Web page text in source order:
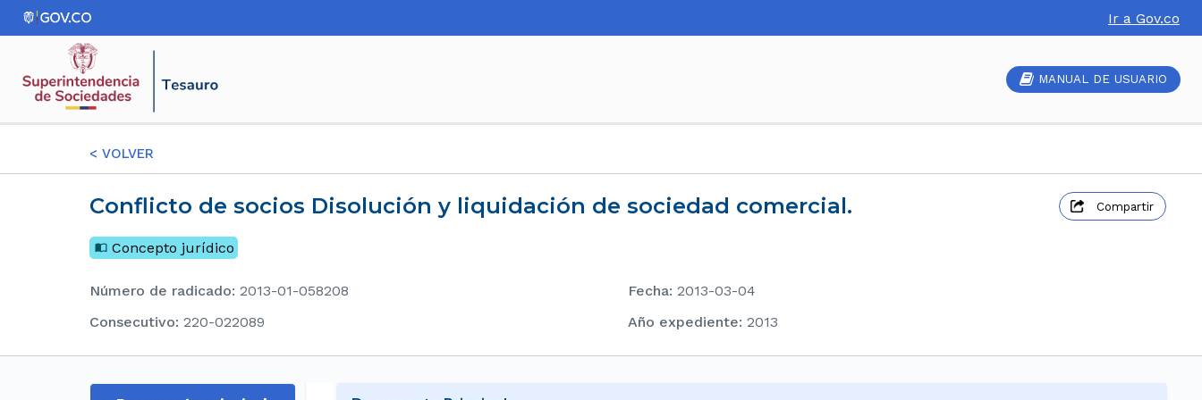
Ir a Gov.co
MANUAL DE USUARIO
< VOLVER
Conflicto de socios Disolución y liquidación de sociedad comercial. Compartir
Concepto jurídico
Número de radicado: 2013-01-058208 Fecha: 2013-03-04
consecutivo: 220-022089 Año expediente: 2013